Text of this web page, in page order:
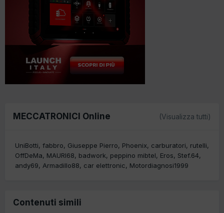
MECCATRONICI Online (Visualizza tutti)
UniBotti fabbro Giuseppe Pierro Phoenix carburatori
rutelli
OffDeMa
MAURI68 badwork peppino mibtel Eros
Stef.64
andy69
Armadillo88 car elettronic Motordiagnosi1999
Contenuti simili